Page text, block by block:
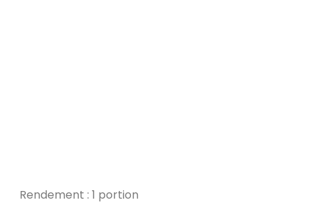
Rendement : 1 portion